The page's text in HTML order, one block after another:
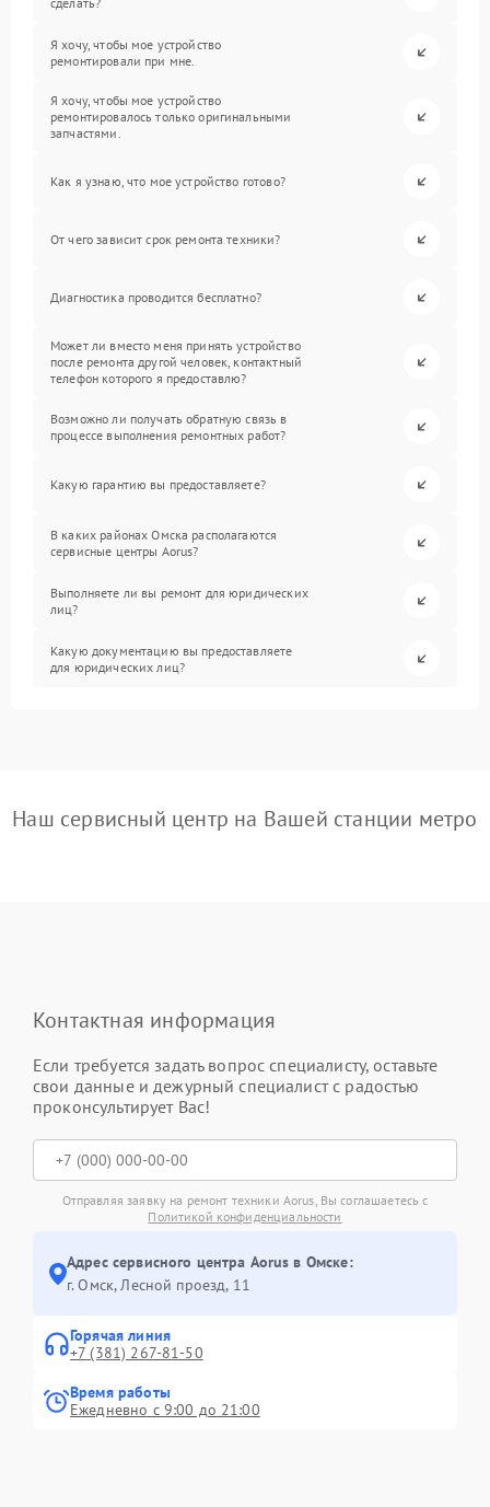
Я хочу, чтобы мое устройство
ремонтировали при мне.
Я хочу, чтобы мое устройство
ремонтировалось только оригинальными
запчастями.
Как я узнаю, что мое устройство готово?
От чего зависит срок ремонта техники?
Диагностика проводится бесплатно?
Может ли вместо меня принять устройство
после ремонта другой человек, контактный
телефон которого я предоставлю?
Возможно ли получать обратную связь в
процессе выполнения ремонтных работ?
Какую гарантию вы предоставляете?
В каких районах Омска располагаются
сервисные центры Aorus?
Выполняете ли вы ремонт для юридических
лиц?
Какую документацию вы предоставляете
для юридических лиц?
Наш сервисный центр на Вашей станции метро
Контактная информация
Если требуется задать вопрос специалисту, оставьте
свои данные и дежурный специалист с радостью
проконсультирует Вас!
Отправляя заявку на ремонт техники Aorus, Вы соглашаетесь с
Политикой конфиденциальности
Адрес сервисного центра Aorus в Омске:
г. Омск, ​Лесной проезд, 11
Горячая линия
+7 (381) 267-81-50
Время работы
Ежедневно с 9:00 до 21:00